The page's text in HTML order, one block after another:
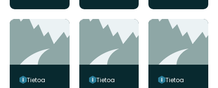
Tietoa Tietoa Tietoa